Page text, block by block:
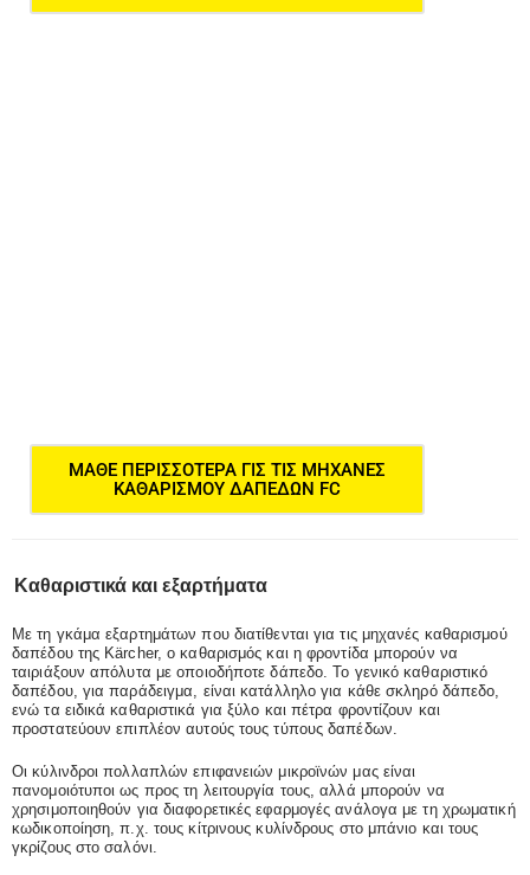
ΜΑΘΕ ΠΕΡΙΣΣΟΤΕΡΑ ΓΙΣ ΤΙΣ ΜΗΧΑΝΕΣ
ΚΑΘΑΡΙΣΜΟΥ ΔΑΠΕΔΩΝ FC
Καθαριστικά και εξαρτήματα
Με τη γκάμα εξαρτημάτων που διατίθενται για τις μηχανές καθαρισμού
δαπέδου της Kärcher, ο καθαρισμός και η φροντίδα μπορούν να
ταιριάξουν απόλυτα με οποιοδήποτε δάπεδο. Το γενικό καθαριστικό
δαπέδου, για παράδειγμα, είναι κατάλληλο για κάθε σκληρό δάπεδο,
ενώ τα ειδικά καθαριστικά για ξύλο και πέτρα φροντίζουν και
προστατεύουν επιπλέον αυτούς τους τύπους δαπέδων.
Οι κύλινδροι πολλαπλών επιφανειών μικροϊνών μας είναι
πανομοιότυποι ως προς τη λειτουργία τους, αλλά μπορούν να
χρησιμοποιηθούν για διαφορετικές εφαρμογές ανάλογα με τη χρωματική
κωδικοποίηση, π.χ. τους κίτρινους κυλίνδρους στο μπάνιο και τους
γκρίζους στο σαλόνι.